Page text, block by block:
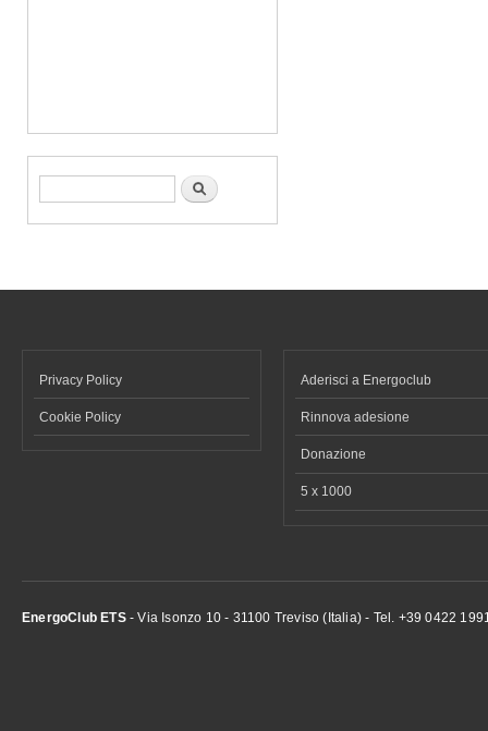
Form di ricerca Cerca
Privacy Policy
Cookie Policy
Aderisci a Energoclub
Rinnova adesione
Donazione
5 x 1000
EnergoClub ETS- Via Isonzo 10 - 31100 Treviso (Italia) - Tel. +39 0422